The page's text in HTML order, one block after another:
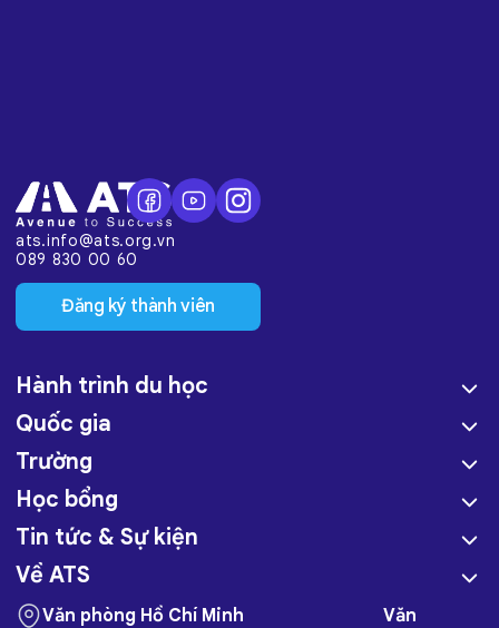
ats.info@ats.org.vn
089 830 00 60
Đăng ký thành viên
Hành trình du học
Quốc gia
Trường
Học bổng
Tin tức & Sự kiện
Về ATS
Văn phòng Hồ Chí Minh
Văn